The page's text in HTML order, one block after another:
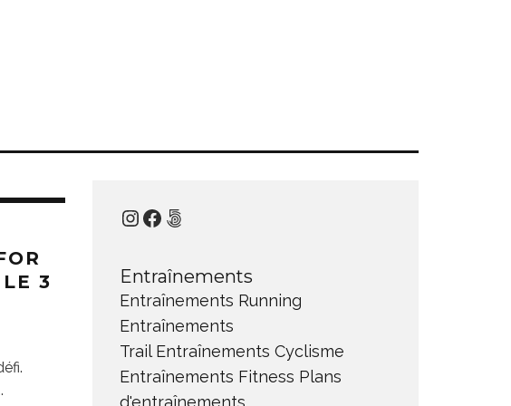
3
Instagram
Facebook
500px
Entraînements
Entraînements Running
Entraînements
Trail Entraînements Cyclisme
Entraînements Fitness Plans
d'entraînements